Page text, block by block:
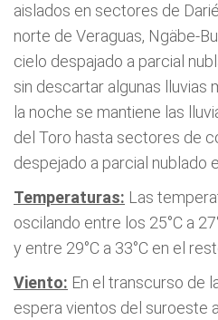
aislados en sectores de
norte de Veraguas, Ngäbe-
cielo despajado a parcial
sin descartar algunas lluvias
la noche se mantiene las
del Toro hasta sectores de
despejado a parcial nublado
Temperaturas: Las
oscilando entre los 25°C a
y entre 29°C a 33°C en el
Viento: En el transcurso de
espera vientos del suroeste